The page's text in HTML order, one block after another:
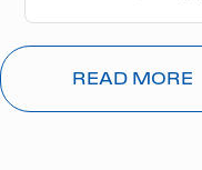
READ MORE